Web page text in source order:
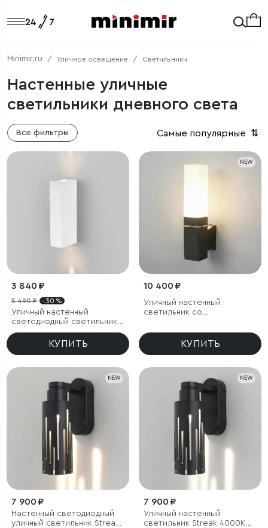
Minimir.ru Уличное освещение Светильники
Настенные уличные
светильники дневного света
Все фильтры Самые популярные ⇅
3 840 ₽
5 490 ₽ - 30 %
Уличный настенный
светодиодный светильник
Blaze LED IP65
КУПИТЬ
NEW
10 400 ₽
Уличный настенный
светильник со
TECHNO LED 3000K чёрный
КУПИТЬ
NEW
7 900 ₽
Настенный светодиодный
уличный светильник Streak
NEW
7 900 ₽
Уличный настенный
светильник Streak 4000K